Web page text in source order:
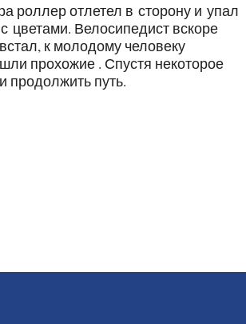
роллер отлетел в сторону и упал
цветами. Велосипедист вскоре
к молодому человеку
прохожие . Спустя некоторое
продолжить путь.